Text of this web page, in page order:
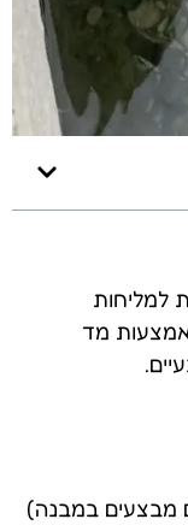
למליחות
מד